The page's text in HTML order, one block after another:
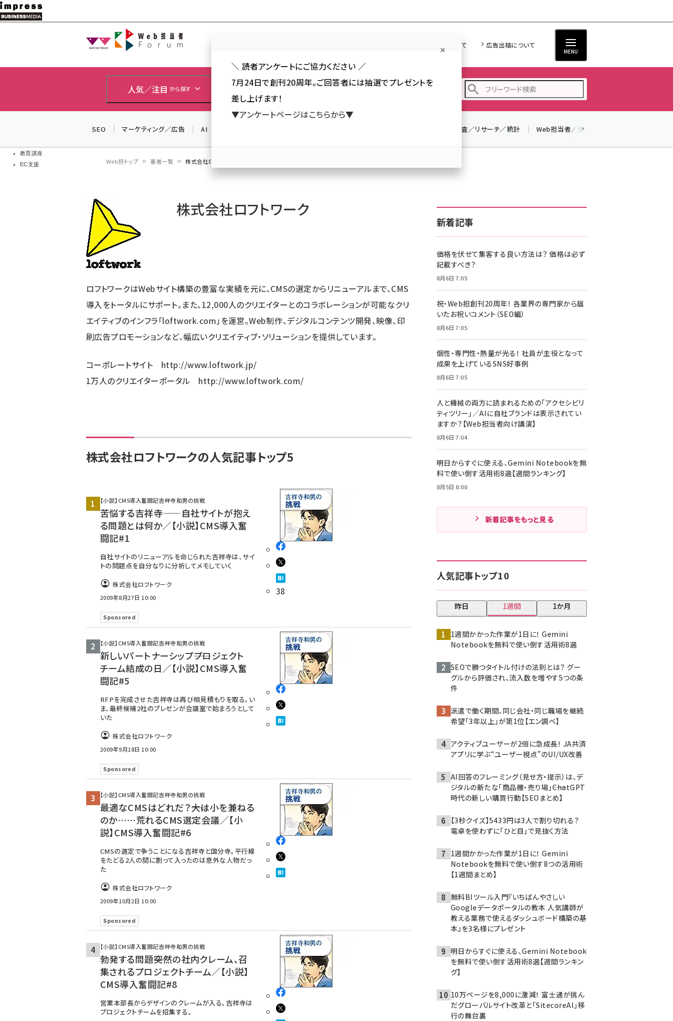
メ
イ
教育講座
EC支援
Web担当者Forum
Web担について 広告出稿について
MENU
人気／注目 から探す カテゴリ／種別 から探す セミナー／イベント から探す
z世代 (1622)
meo (1275)
SEO マーケティング／広告 AI 調査／リサーチ／統計 Web担当者／仕事
ン
く
ず
Web担トップ 著者一覧 株式会社ロフトワーク
株式会社ロフトワーク
ロフトワークはWebサイト構築の豊富な実績を元に、CMSの選定からリニューアルまで、CMS
導入をトータルにサポート。また、12,000人のクリエイターとのコラボレーションが可能なクリ
エイティブのインフラ「loftwork.com」を運営。Web制作、デジタルコンテンツ開発、映像、印
刷広告プロモーションなど、幅広いクリエイティブ・ソリューションを提供しています。
コーポレートサイト http://www.loftwork.jp/
1万人のクリエイターポータル http://www.loftwork.com/
株式会社ロフトワークの人気記事トップ5
【小説】CMS導入奮闘記――吉祥寺和男の挑戦
苦悩する吉祥寺——自社サイトが抱え
る問題とは何か／【小説】CMS導入奮
闘記#1
自社サイトのリニューアルを命じられた吉祥寺は、サイ
トの問題点を自分なりに分析してメモしていく
株式会社ロフトワーク
2009年8月27日 10:00
38
Sponsored
【小説】CMS導入奮闘記――吉祥寺和男の挑戦
新しいパートナーシップ――プロジェクト
チーム結成の日／【小説】CMS導入奮
闘記#5
RFPを完成させた吉祥寺は再び相見積もりを取る。い
ま、最終候補2社のプレゼンが会議室で始まろうとして
いた
株式会社ロフトワーク
2009年9月18日 10:00
Sponsored
【小説】CMS導入奮闘記――吉祥寺和男の挑戦
最適なCMSはどれだ？――大は小を兼ねる
のか……荒れるCMS選定会議／【小
説】CMS導入奮闘記#6
CMSの選定で争うことになる吉祥寺と国分寺。平行線
をたどる2人の間に割って入ったのは意外な人物だっ
た
株式会社ロフトワーク
2009年10月2日 10:00
Sponsored
【小説】CMS導入奮闘記――吉祥寺和男の挑戦
勃発する問題――突然の社内クレーム、召
集されるプロジェクトチーム／【小説】
CMS導入奮闘記#8
営業本部長からデザインのクレームが入る。吉祥寺は
プロジェクトチームを招集する。
新着記事
価格を伏せて集客する良い方法は？ 価格は必ず
記載すべき？
8月6日 7:05
祝・Web担創刊20周年！ 各業界の専門家から届
いたお祝いコメント（SEO編）
8月6日 7:05
個性・専門性・熱量が光る！ 社員が主役となって
成果を上げているSNS好事例
8月6日 7:05
人と機械の両方に読まれるための「アクセシビリ
ティツリー」／AIに自社ブランドは表示されてい
ますか？【Web担当者向け講演】
8月6日 7:04
明日からすぐに使える、Gemini Notebookを無
料で使い倒す活用術8選【週間ランキング】
8月5日 8:00
新着記事をもっと見る
人気記事トップ10
昨日 1週間 1か月
1週間かかった作業が1日に！ Gemini
Notebookを無料で使い倒す活用術8選
SEOで勝つタイトル付けの法則とは？ グー
グルから評価され、流入数を増やす5つの条
件
派遣で働く期間、同じ会社・同じ職場を継続
希望「3年以上」が第1位【エン調べ】
アクティブユーザーが2倍に急成長！ JA共済
アプリに学ぶ“ユーザー視点”のUI/UX改善
AI回答のフレーミング（見せ方・提示）は、デ
ジタルの新たな「商品棚・売り場」――ChatGPT
時代の新しい購買行動【SEOまとめ】
【3秒クイズ】5433円は3人で割り切れる？
電卓を使わずに「ひと目」で見抜く方法
1週間かかった作業が1日に！ Gemini
Notebookを無料で使い倒す8つの活用術
【1週間まとめ】
無料BIツール入門『いちばんやさしい
Googleデータポータルの教本 人気講師が
教える業務で使えるダッシュボード構築の基
本』を3名様にプレゼント
明日からすぐに使える、Gemini Notebook
を無料で使い倒す活用術8選【週間ランキン
グ】
10万ページを8,000に激減！ 富士通が挑ん
だグローバルサイト改革と「SitecoreAI」移
行の舞台裏
＼ 読者アンケートにご協力ください ／
7月24日で創刊20周年。ご回答者には抽選でプレゼントを
差し上げます！
▼アンケートページはこちらから▼